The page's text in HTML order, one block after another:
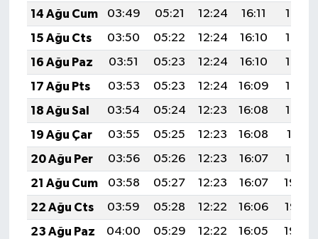
14 Ağu Cum
03:49 05:21 12:24 16:11
19:18
15 Ağu Cts
03:50 05:22 12:24 16:10
19:16
16 Ağu Paz
03:51 05:23 12:24 16:10
19:15
17 Ağu Pts
03:53 05:23 12:24 16:09
19:14
18 Ağu Sal
03:54 05:24 12:23 16:08
19:12
19 Ağu Çar
03:55 05:25 12:23 16:08
19:11
20 Ağu Per
03:56 05:26 12:23 16:07
19:10
21 Ağu Cum
03:58 05:27 12:23 16:07
19:08
22 Ağu Cts
03:59 05:28 12:22 16:06
19:07
23 Ağu Paz
04:00 05:29 12:22 16:05
19:06